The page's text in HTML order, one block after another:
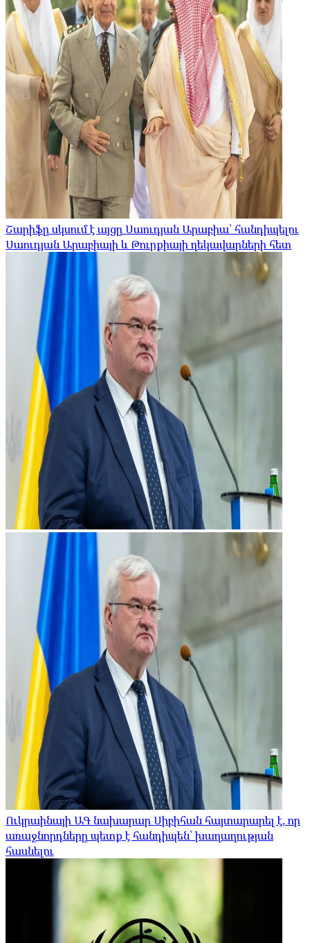
Շարիֆը սկսում է այցը Սաուդյան Արաբիա՝ հանդիպելու
Սաուդյան Արաբիայի և Թուրքիայի ղեկավարների հետ
Ուկրաինայի ԱԳ նախարար Սիբիհան հայտարարել է, որ
առաջնորդները պետք է հանդիպեն՝ խաղաղության
հասնելու